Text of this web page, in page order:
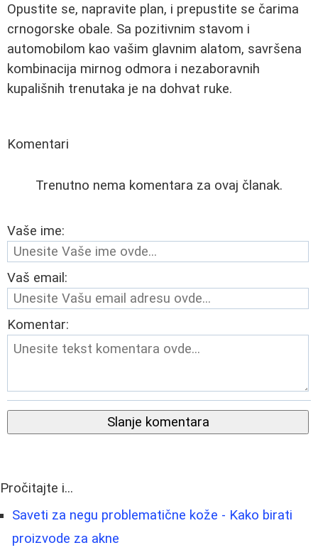
Opustite se, napravite plan, i prepustite se čarima
crnogorske obale. Sa pozitivnim stavom i
automobilom kao vašim glavnim alatom, savršena
kombinacija mirnog odmora i nezaboravnih
kupališnih trenutaka je na dohvat ruke.
Komentari
Trenutno nema komentara za ovaj članak.
Vaše ime:
Vaš email:
Komentar:
Slanje komentara
Pročitajte i...
Saveti za negu problematične kože - Kako birati
proizvode za akne